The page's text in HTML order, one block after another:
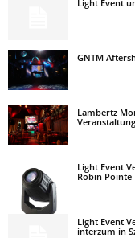
Light Event
GNTM
Lambertz
Light Event
Robin Pointe
Light Event
interzum in